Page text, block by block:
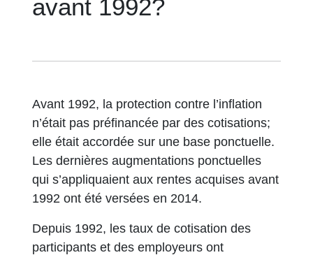
avant 1992?
Avant 1992, la protection contre l’inflation
n’était pas préfinancée par des cotisations;
elle était accordée sur une base ponctuelle.
Les dernières augmentations ponctuelles
qui s’appliquaient aux rentes acquises avant
1992 ont été versées en 2014.
Depuis 1992, les taux de cotisation des
participants et des employeurs ont